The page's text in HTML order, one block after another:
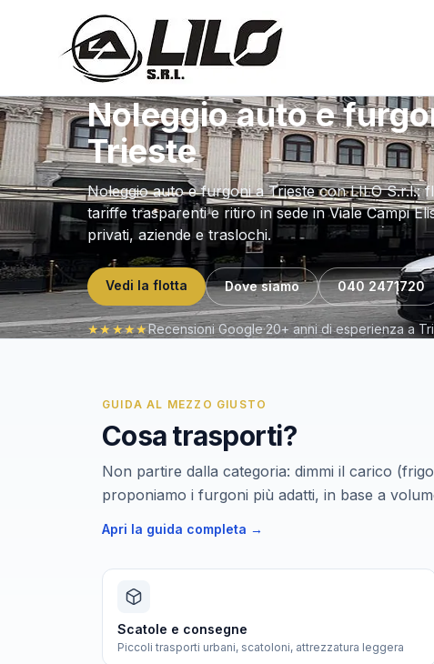
Noleggio auto e
Trieste
Noleggio auto e furgoni a Trieste con LILO S.r.l.:
tariffe trasparenti e ritiro in sede in Viale Campi
privati, aziende e traslochi.
Vedi la flotta Dove siamo 040 2471720
★★★★★Recensioni Google·20+ anni di esperienza a
GUIDA AL MEZZO GIUSTO
Cosa trasporti?
Non partire dalla categoria: dimmi il carico
proponiamo i furgoni più adatti, in base a
Apri la guida completa →
Scatole e consegne
Piccoli trasporti urbani, scatoloni, attrezzatura leggera